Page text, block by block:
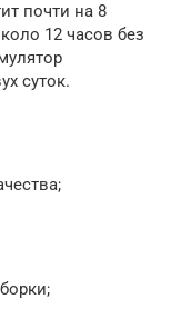
почти на 8
12 часов без
суток.